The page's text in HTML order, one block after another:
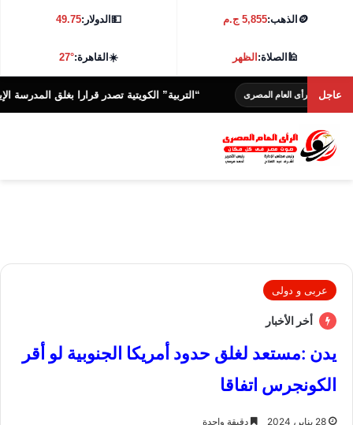
🪙 الذهب:5,855 ج.م 💵الدولار:49.75
🕌الصلاة:الظهر ☀️القاهرة:27°
عاجل
الرأى العام المصرى “التربية” الكويتية تصدر قرارا بغلق المدرسة الإيرانية
عربى و دولى
أخر الأخبار
يدن :مستعد لغلق حدود أمريكا الجنوبية لو أقر
الكونجرس اتفاقا
28 يناير، 2024 دقيقة واحدة